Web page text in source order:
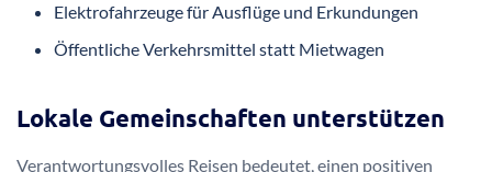
Elektrofahrzeuge für Ausflüge und Erkundungen
Öffentliche Verkehrsmittel statt Mietwagen
Lokale Gemeinschaften unterstützen
Verantwortungsvolles Reisen bedeutet, einen positiven